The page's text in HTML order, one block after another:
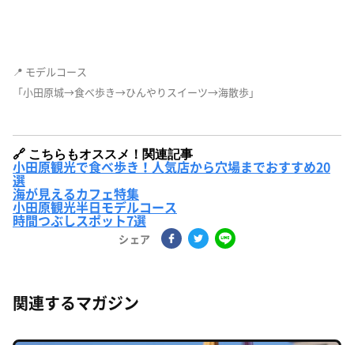
📍 モデルコース
「小田原城→食べ歩き→ひんやりスイーツ→海散歩」
🔗 こちらもオススメ！関連記事
小田原観光で食べ歩き！人気店から穴場までおすすめ20
選
海が見えるカフェ特集
小田原観光半日モデルコース
時間つぶしスポット7選
シェア
関連するマガジン